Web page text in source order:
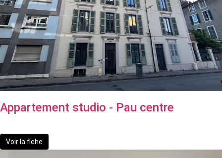
Appartement studio - Pau centre
Voir la fiche